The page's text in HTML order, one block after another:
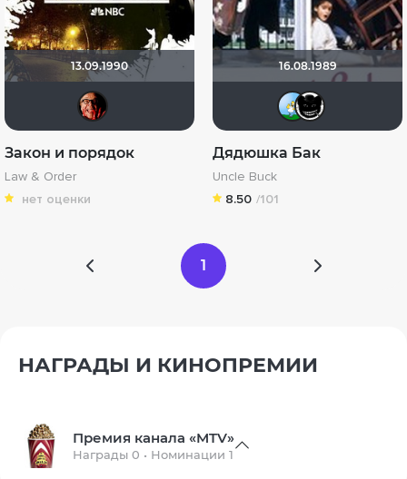
13.09.1990
Максим@BadBoy
Закон и порядок
Law & Order
нет оценки
16.08.1989
Дядюшка Бак
Uncle Buck
8.50 /101
1
НАГРАДЫ И КИНОПРЕМИИ
Премия канала «MTV»
Награды 0 • Номинации 1